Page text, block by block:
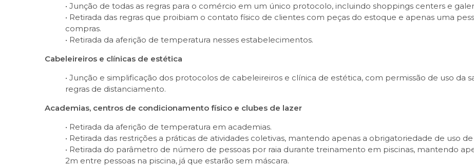
• Junção de todas as regras para o comércio em um único protocolo, incluindo shoppings centers e
• Retirada das regras que proibiam o contato físico de clientes com peças do estoque e apenas uma
compras.
• Retirada da aferição de temperatura nesses estabelecimentos.
Cabeleireiros e clínicas de estética
• Junção e simplificação dos protocolos de cabeleireiros e clínica de estética, com permissão de uso da
regras de distanciamento.
Academias, centros de condicionamento físico e clubes de lazer
• Retirada da aferição de temperatura em academias.
• Retirada das restrições a práticas de atividades coletivas, mantendo apenas a obrigatoriedade de uso de
• Retirada do parâmetro de número de pessoas por raia durante treinamento em piscinas, mantendo
2m entre pessoas na piscina, já que estarão sem máscara.